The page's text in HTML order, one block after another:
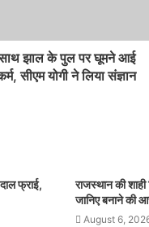
झाल के पुल पर घूमने आई
सीएम योगी ने लिया संज्ञान
फ्राई,
राजस्थान की शाही
जानिए बनाने की
August 6,